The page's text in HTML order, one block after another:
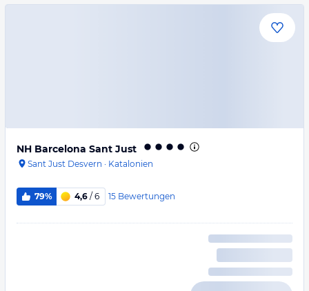
NH Barcelona Sant Just
Sant Just Desvern · Katalonien
79% 4,6 / 6 15 Bewertungen